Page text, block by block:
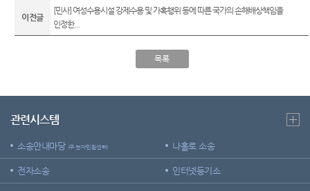
서울법
원조정
센터
판 전용
법정 사
용
안내
용하는
양식모
이전글
[민사] 여성수용시설 강제수용 및 가혹행위 등에 따른 국가의 손해배상책임을
인정한...
목록
관련시스템
소송안내마당 (구 전자민원센터) 나홀로 소송
전자소송 인터넷등기소